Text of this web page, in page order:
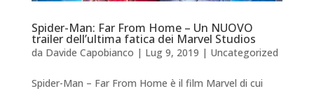
Spider-Man: Far From Home – Un NUOVO
trailer dell’ultima fatica dei Marvel Studios
da Davide Capobianco | Lug 9, 2019 | Uncategorized
Spider-Man – Far From Home è il film Marvel di cui